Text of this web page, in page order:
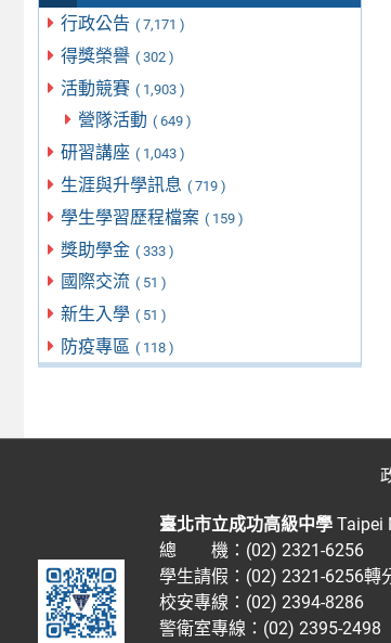
行政公告 ( 7,171 )
得獎榮譽 ( 302 )
活動競賽 ( 1,903 )
營隊活動 ( 649 )
研習講座 ( 1,043 )
生涯與升學訊息 ( 719 )
學生學習歷程檔案 ( 159 )
獎助學金 ( 333 )
國際交流 ( 51 )
新生入學 ( 51 )
防疫專區 ( 118 )
臺北市立成功高級中學Taipei
總 機：(02) 2321-6256
學生請假：(02) 2321-6256
校安專線：(02) 2394-8286
警衛室專線：(02) 2395-2498